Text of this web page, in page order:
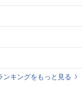
ンキングをもっと見る